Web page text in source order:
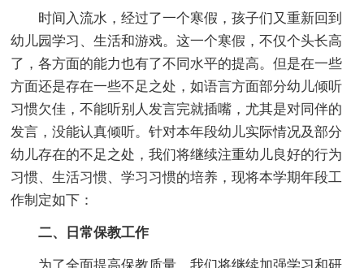
时间入流水，经过了一个寒假，孩子们又重新回到
幼儿园学习、生活和游戏。这一个寒假，不仅个头长高
了，各方面的能力也有了不同水平的提高。但是在一些
方面还是存在一些不足之处，如语言方面部分幼儿倾听
习惯欠佳，不能听别人发言完就插嘴，尤其是对同伴的
发言，没能认真倾听。针对本年段幼儿实际情况及部分
幼儿存在的不足之处，我们将继续注重幼儿良好的行为
习惯、生活习惯、学习习惯的培养，现将本学期年段工
作制定如下：
二、日常保教工作
为了全面提高保教质量，我们将继续加强学习和研